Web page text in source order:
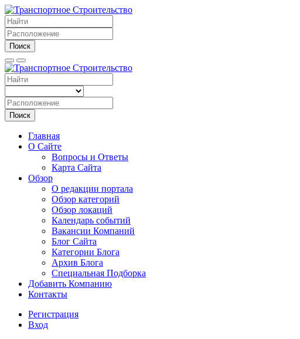
Поиск
Поиск
Главная
О Сайте
Вопросы и Ответы
Карта Сайта
Обзор
О редакции портала
Обзор категорий
Обзор локаций
Календарь событий
Вакансии Компаний
Блог Сайта
Категории Блога
Архив Блога
Специальная Подборка
Добавить Компанию
Контакты
Регистрация
Вход